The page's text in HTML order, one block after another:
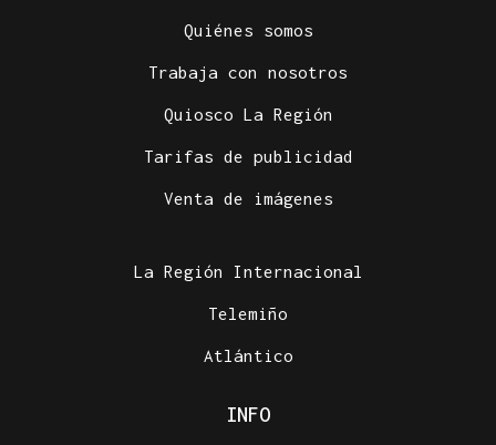
Quiénes somos
Trabaja con nosotros
Quiosco La Región
Tarifas de publicidad
Venta de imágenes
La Región Internacional
Telemiño
Atlántico
INFO